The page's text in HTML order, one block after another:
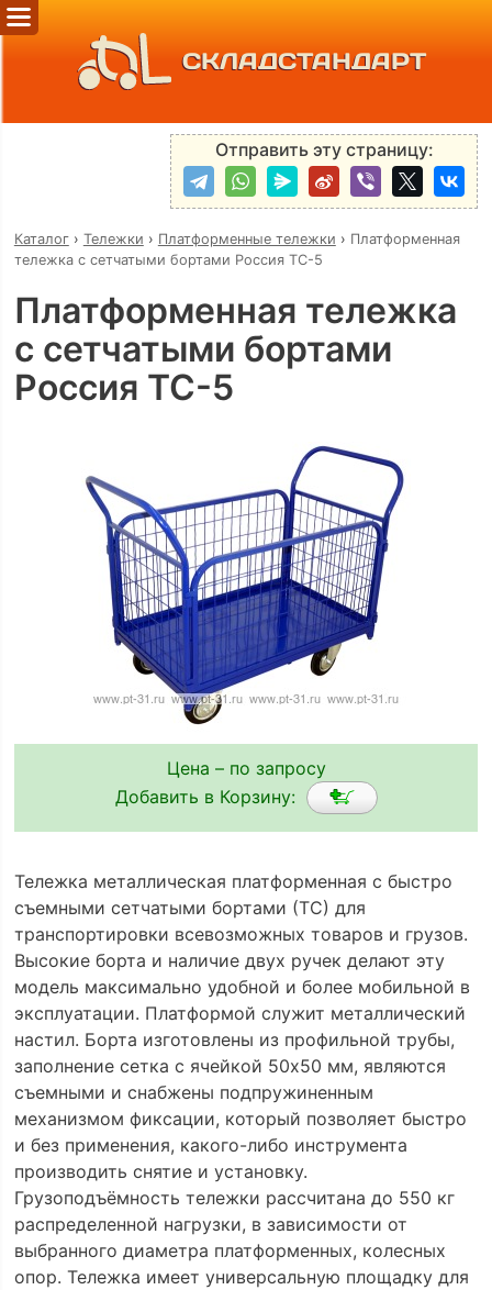
СКЛАДСТАНДАРТ
Отправить эту страницу:
Каталог› Тележки › Платформенные тележки › Платформенная
тележка с сетчатыми бортами Россия ТС-5
Платформенная тележка
с сетчатыми бортами
Россия ТС-5
Цена – по запросу
Добавить в Корзину:
Тележка металлическая платформенная с быстро
съемными сетчатыми бортами (ТС) для
транспортировки всевозможных товаров и грузов.
Высокие борта и наличие двух ручек делают эту
модель максимально удобной и более мобильной в
эксплуатации. Платформой служит металлический
настил. Борта изготовлены из профильной трубы,
заполнение сетка с ячейкой 50х50 мм, являются
съемными и снабжены подпружиненным
механизмом фиксации, который позволяет быстро
и без применения, какого-либо инструмента
производить снятие и установку.
Грузоподъёмность тележки рассчитана до 550 кг
распределенной нагрузки, в зависимости от
выбранного диаметра платформенных, колесных
опор. Тележка имеет универсальную площадку для